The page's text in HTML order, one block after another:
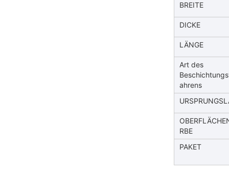
BREITE
DICKE
LÄNGE
Art des
ahrens
RBE
PAKET